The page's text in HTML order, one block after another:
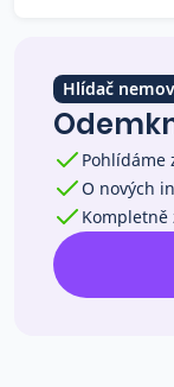
Hlídač
Pohlídáme
O nových
Kompletně